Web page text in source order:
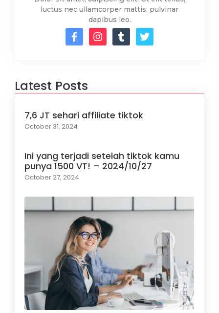
luctus nec ullamcorper mattis, pulvinar
dapibus leo.
Latest Posts
7,6 JT sehari affiliate tiktok
October 31, 2024
Ini yang terjadi setelah tiktok kamu
punya 1500 VT! – 2024/10/27
October 27, 2024